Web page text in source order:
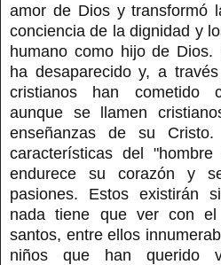
amor de Dios y transformó
conciencia de la dignidad y
humano como hijo de
ha desaparecido y, a
cristianos han cometido
aunque se llamen
enseñanzas de su
características del
endurece su corazón y
pasiones. Estos existirán
nada tiene que ver con el
santos, entre ellos
niños que han querido